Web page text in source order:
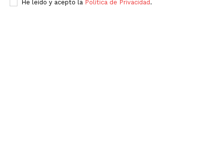
He leído y acepto la Política de Privacidad .